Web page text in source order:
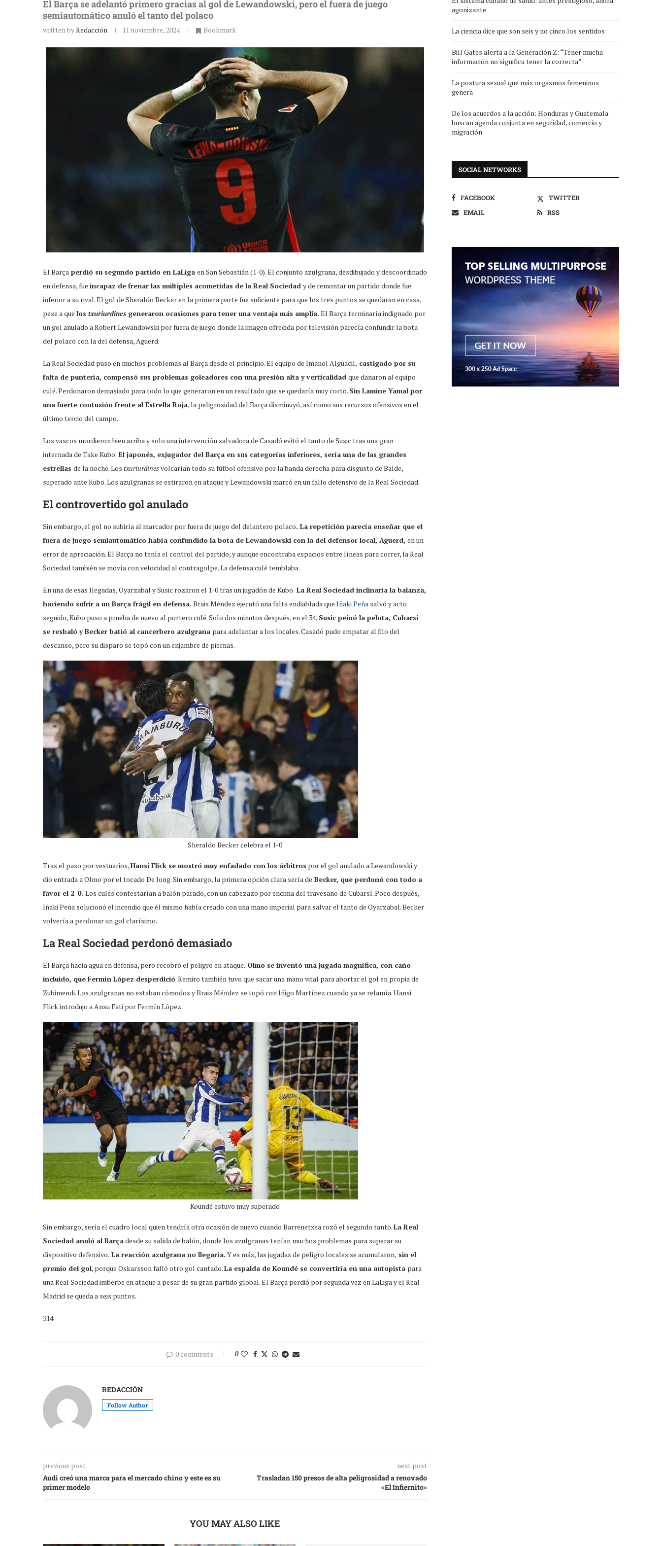
El Barça se adelantó primero gracias al gol de Lewandowski, pero el fuera de juego
semiautomático anuló el tanto del polaco
written byRedacción 11 noviembre, 2024 Bookmark
El Barça perdió su segundo partido en LaLiga en San Sebastián (1-0). El conjunto azulgrana, desdibujado y descoordinado
en defensa, fue incapaz de frenar las múltiples acometidas de la Real Sociedad y de remontar un partido donde fue
inferior a su rival. El gol de Sheraldo Becker en la primera parte fue suficiente para que los tres puntos se quedaran en casa,
pese a que los txuriurdines generaron ocasiones para tener una ventaja más amplia. El Barça terminaría indignado por
un gol anulado a Robert Lewandowski por fuera de juego donde la imagen ofrecida por televisión parecía confundir la bota
del polaco con la del defensa, Aguerd.
La Real Sociedad puso en muchos problemas al Barça desde el principio. El equipo de Imanol Alguacil, castigado por su
falta de puntería, compensó sus problemas goleadores con una presión alta y verticalidad que dañaron al equipo
culé. Perdonaron demasiado para todo lo que generaron en un resultado que se quedaría muy corto. Sin Lamine Yamal por
una fuerte contusión frente al Estrella Roja, la peligrosidad del Barça disminuyó, así como sus recursos ofensivos en el
último tercio del campo.
Los vascos mordieron bien arriba y solo una intervención salvadora de Casadó evitó el tanto de Susic tras una gran
internada de Take Kubo. El japonés, exjugador del Barça en sus categorías inferiores, sería una de las grandes
estrellas de la noche. Los txuriurdinesvolcarían todo su fútbol ofensivo por la banda derecha para disgusto de Balde,
superado ante Kubo. Los azulgranas se estiraron en ataque y Lewandowski marcó en un fallo defensivo de la Real Sociedad.
El controvertido gol anulado
Sin embargo, el gol no subiría al marcador por fuera de juego del delantero polaco. La repetición parecía enseñar que el
fuera de juego semiautomático había confundido la bota de Lewandowski con la del defensor local, Aguerd, en un
error de apreciación. El Barça no tenía el control del partido, y aunque encontraba espacios entre líneas para correr, la Real
Sociedad también se movía con velocidad al contragolpe. La defensa culé temblaba.
En una de esas llegadas, Oyarzabal y Susic rozaron el 1-0 tras un jugadón de Kubo. La Real Sociedad inclinaría la balanza,
haciendo sufrir a un Barça frágil en defensa. Brais Méndez ejecutó una falta endiablada que Iñaki Peña salvó y acto
seguido, Kubo puso a prueba de nuevo al portero culé. Solo dos minutos después, en el 34, Susic peinó la pelota, Cubarsí
se resbaló y Becker batió al cancerbero azulgrana para adelantar a los locales. Casadó pudo empatar al filo del
descanso, pero su disparo se topó con un enjambre de piernas.
Sheraldo Becker celebra el 1-0
Tras el paso por vestuarios,Hansi Flick se mostró muy enfadado con los árbitros por el gol anulado a Lewandowski y
dio entrada a Olmo por el tocado De Jong. Sin embargo, la primera opción clara sería de Becker, que perdonó con todo a
favor el 2-0. Los culés contestarían a balón parado, con un cabezazo por encima del travesaño de Cubarsí. Poco después,
Iñaki Peña solucionó el incendio que él mismo había creado con una mano imperial para salvar el tanto de Oyarzabal. Becker
volvería a perdonar un gol clarísimo.
La Real Sociedad perdonó demasiado
El Barça hacía agua en defensa, pero recobró el peligro en ataque. Olmo se inventó una jugada magnífica, con caño
incluido, que Fermín López desperdició. Remiro también tuvo que sacar una mano vital para abortar el gol en propia de
Zubimendi. Los azulgranas no estaban cómodos y Brais Méndez se topó con Iñigo Martínez cuando ya se relamía. Hansi
Flick introdujo a Ansu Fati por Fermín López.
Koundé estuvo muy superado
Sin embargo, sería el cuadro local quien tendría otra ocasión de nuevo cuando Barrenetxea rozó el segundo tanto.La Real
Sociedad anuló al Barçadesde su salida de balón, donde los azulgranas tenían muchos problemas para superar su
dispositivo defensivo. La reacción azulgrana no llegaría. Y es más, las jugadas de peligro locales se acumularon, sin el
premio del gol, porque Oskarsson falló otro gol cantado.La espalda de Koundé se convertiría en una autopista para
una Real Sociedad imberbe en ataque a pesar de su gran partido global. El Barça perdió por segunda vez en LaLiga y el Real
Madrid se queda a seis puntos.
314
0 comments 0
REDACCIÓN
Follow Author
previous post
Audi creó una marca para el mercado chino y este es su
primer modelo
next post
Trasladan 150 presos de alta peligrosidad a renovado
«El Infiernito»
YOU MAY ALSO LIKE
agonizante
La ciencia dice que son seis y no cinco los sentidos
Bill Gates alerta a la Generación Z: “Tener mucha
información no significa tener la correcta”
La postura sexual que más orgasmos femeninos
genera
De los acuerdos a la acción: Honduras y Guatemala
buscan agenda conjunta en seguridad, comercio y
migración
SOCIAL NETWORKS
FACEBOOK
TWITTER
EMAIL
RSS